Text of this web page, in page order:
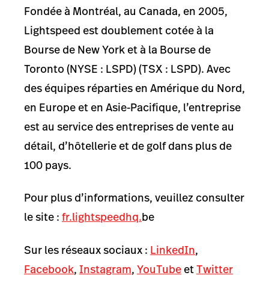
Fondée à Montréal, au Canada, en 2005,
Lightspeed est doublement cotée à la
Bourse de New York et à la Bourse de
Toronto (NYSE : LSPD) (TSX : LSPD). Avec
des équipes réparties en Amérique du Nord,
en Europe et en Asie-Pacifique, l’entreprise
est au service des entreprises de vente au
détail, d’hôtellerie et de golf dans plus de
100 pays.
Pour plus d’informations, veuillez consulter
le site : fr.lightspeedhq.be
Sur les réseaux sociaux : LinkedIn,
Facebook, Instagram, YouTube etTwitter